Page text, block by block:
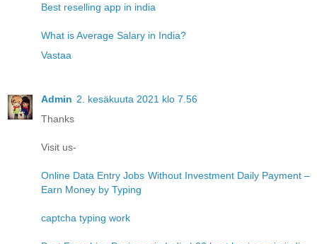
Best reselling app in india
What is Average Salary in India?
Vastaa
Admin 2. kesäkuuta 2021 klo 7.56
Thanks
Visit us-
Online Data Entry Jobs Without Investment Daily Payment –
Earn Money by Typing
captcha typing work